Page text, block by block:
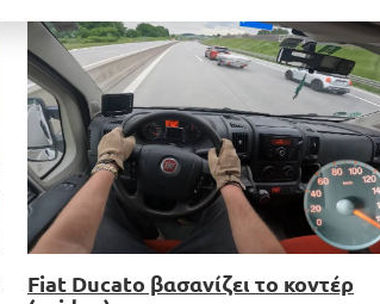
Fiat Ducato βασανίζει το κοντέρ